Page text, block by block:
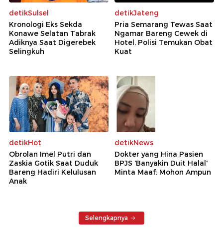
detikSulsel
Kronologi Eks Sekda
Konawe Selatan Tabrak
Adiknya Saat Digerebek
Selingkuh
detikJateng
Pria Semarang Tewas Saat
Ngamar Bareng Cewek di
Hotel, Polisi Temukan Obat
Kuat
detikHot
Obrolan Imel Putri dan
Zaskia Gotik Saat Duduk
Bareng Hadiri Kelulusan
Anak
detikNews
Dokter yang Hina Pasien
BPJS 'Banyakin Duit Halal'
Minta Maaf: Mohon Ampun
Selengkapnya